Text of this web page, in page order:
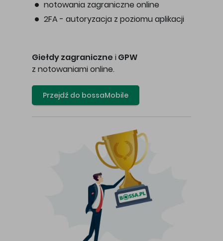
notowania zagraniczne online
2FA - autoryzacja z poziomu aplikacji
Giełdy zagraniczne i GPW
z notowaniami online.
Przejdź do bossaMobile